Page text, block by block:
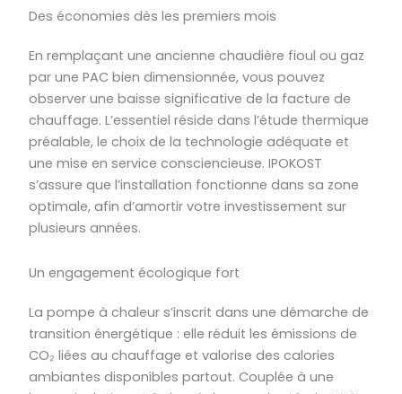
Des économies dès les premiers mois
En remplaçant une ancienne chaudière fioul ou gaz
par une PAC bien dimensionnée, vous pouvez
observer une baisse significative de la facture de
chauffage. L’essentiel réside dans l’étude thermique
préalable, le choix de la technologie adéquate et
une mise en service consciencieuse. IPOKOST
s’assure que l’installation fonctionne dans sa zone
optimale, afin d’amortir votre investissement sur
plusieurs années.
Un engagement écologique fort
La pompe à chaleur s’inscrit dans une démarche de
transition énergétique : elle réduit les émissions de
CO₂ liées au chauffage et valorise des calories
ambiantes disponibles partout. Couplée à une